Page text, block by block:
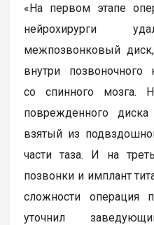
«На первом этапе
нейрохирурги
межпозвонковый
внутри
со спинного мозга.
поврежденного диска
взятый из
части таза. И на
позвонки и имплант
сложности операция
уточнил